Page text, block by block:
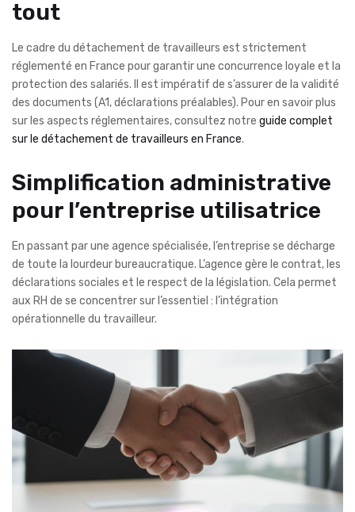
tout
Le cadre du détachement de travailleurs est strictement
réglementé en France pour garantir une concurrence loyale et la
protection des salariés. Il est impératif de s’assurer de la validité
des documents (A1, déclarations préalables). Pour en savoir plus
sur les aspects réglementaires, consultez notre guide complet
sur le détachement de travailleurs en France.
Simplification administrative
pour l’entreprise utilisatrice
En passant par une agence spécialisée, l’entreprise se décharge
de toute la lourdeur bureaucratique. L’agence gère le contrat, les
déclarations sociales et le respect de la législation. Cela permet
aux RH de se concentrer sur l’essentiel : l’intégration
opérationnelle du travailleur.